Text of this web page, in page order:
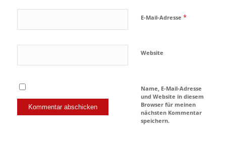
E-Mail-Adresse *
Website
Name, E-Mail-Adresse
und Website in diesem
Browser für meinen
nächsten Kommentar
speichern.